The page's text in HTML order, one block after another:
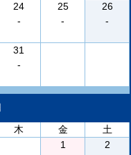
24
-
25
-
26
-
31
-
木 金
土
1
2